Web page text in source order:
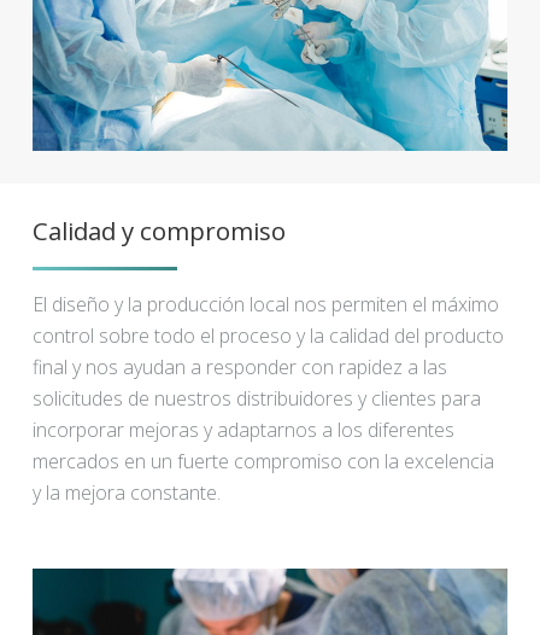
Calidad y compromiso
El diseño y la producción local nos permiten el máximo
control sobre todo el proceso y la calidad del producto
final y nos ayudan a responder con rapidez a las
solicitudes de nuestros distribuidores y clientes para
incorporar mejoras y adaptarnos a los diferentes
mercados en un fuerte compromiso con la excelencia
y la mejora constante.